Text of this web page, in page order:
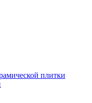
плитки